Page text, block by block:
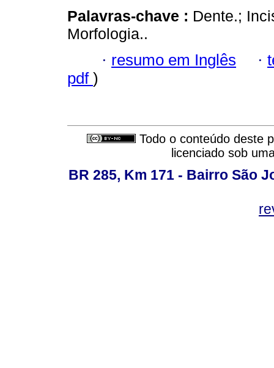
Palavras-chave : Dente.;
Morfologia..
· resumo em Inglês ·
pdf )
Todo o conteúdo deste
licenciado sob
BR 285, Km 171 - Bairro São